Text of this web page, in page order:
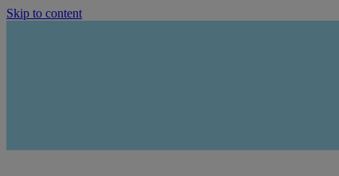
Skip to content